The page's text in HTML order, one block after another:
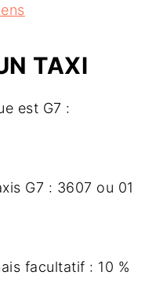
TAXI
est G7 :
G7 : 3607 ou 01
facultatif : 10 %